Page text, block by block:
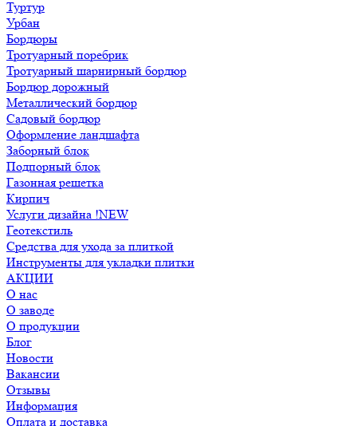
Туртур
Урбан
Бордюры
Тротуарный поребрик
Тротуарный шарнирный бордюр
Бордюр дорожный
Металлический бордюр
Садовый бордюр
Оформление ландшафта
Заборный блок
Подпорный блок
Газонная решетка
Кирпич
Услуги дизайна !NEW
Геотекстиль
Средства для ухода за плиткой
Инструменты для укладки плитки
АКЦИИ
О нас
О заводе
О продукции
Блог
Новости
Вакансии
Отзывы
Информация
Оплата и доставка